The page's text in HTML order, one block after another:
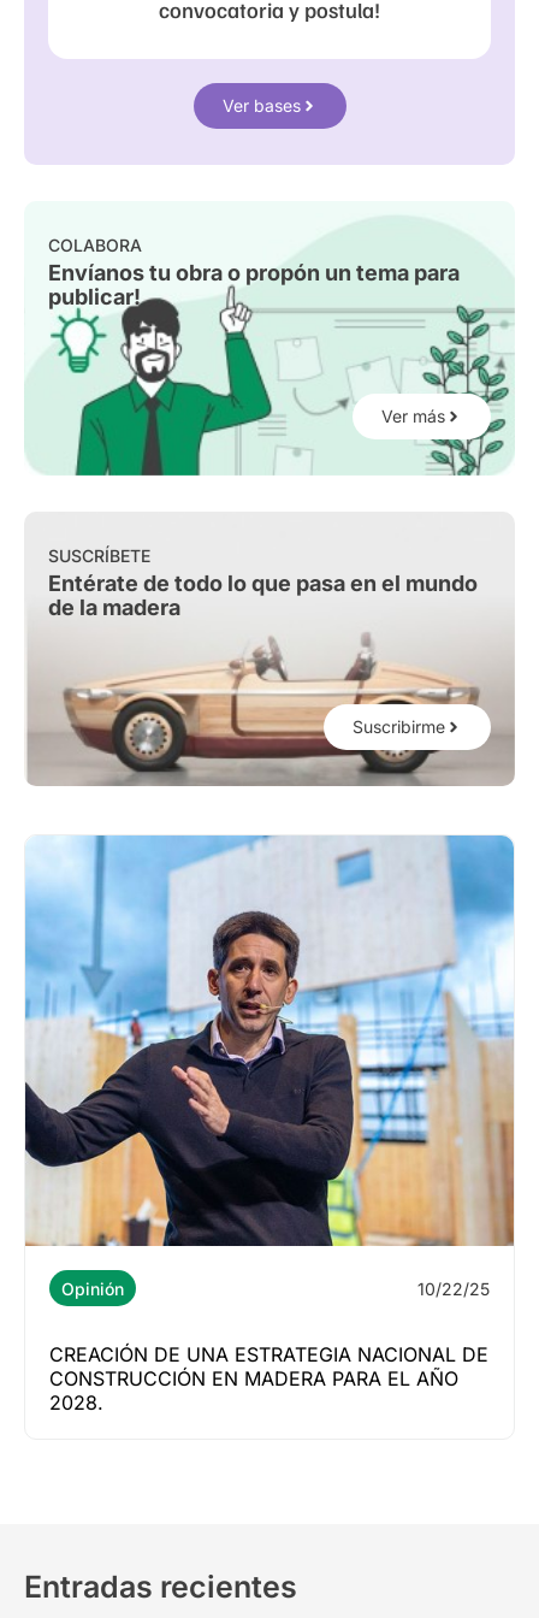
convocatoria y postula!
Ver bases
COLABORA
Envíanos tu obra o propón un tema para
publicar!
Ver más
SUSCRÍBETE
Entérate de todo lo que pasa en el mundo
de la madera
Suscribirme
Opinión 10/22/25
CREACIÓN DE UNA ESTRATEGIA NACIONAL DE
CONSTRUCCIÓN EN MADERA PARA EL AÑO
2028.
Entradas recientes